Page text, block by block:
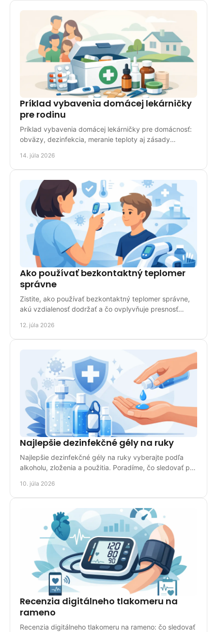
Príklad vybavenia domácej lekárničky
pre rodinu
Príklad vybavenia domácej lekárničky pre domácnosť:
obväzy, dezinfekcia, meranie teploty aj zásady
14. júla 2026
Ako používať bezkontaktný teplomer
správne
Zistite, ako používať bezkontaktný teplomer správne,
akú vzdialenosť dodržať a čo ovplyvňuje presnosť
12. júla 2026
Najlepšie dezinfekčné gély na ruky
Najlepšie dezinfekčné gély na ruky vyberajte podľa
alkoholu, zloženia a použitia. Poradíme, čo sledovať pri
10. júla 2026
Recenzia digitálneho tlakomeru na
rameno
Recenzia digitálneho tlakomeru na rameno: čo sledovať